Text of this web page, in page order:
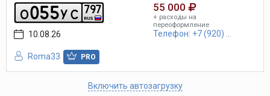
o055y c RUS
797
10.08.26
Roma33 PRO
55 000
+ расходы на
переоформление
Телефон: +7 (920) ...
Включить автозагрузку